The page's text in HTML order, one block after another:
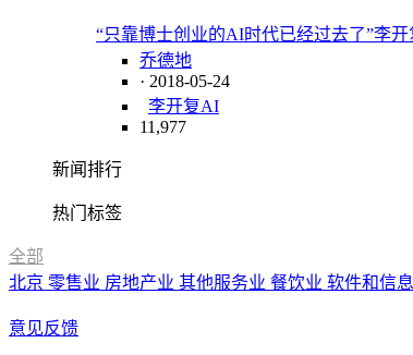
“只靠博士创业的AI时代已经过去了”李
乔德地
· 2018-05-24
李开复AI
11,977
新闻排行
热门标签
全部
北京 零售业 房地产业 其他服务业 餐饮业 软件和信
意见反馈